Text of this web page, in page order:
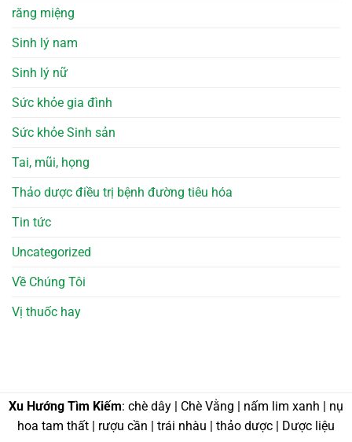
răng miệng
Sinh lý nam
Sinh lý nữ
Sức khỏe gia đình
Sức khỏe Sinh sản
Tai, mũi, họng
Thảo dược điều trị bệnh đường tiêu hóa
Tin tức
Uncategorized
Về Chúng Tôi
Vị thuốc hay
Xu Hướng Tìm Kiếm: chè dây | Chè Vằng | nấm lim xanh | nụ
hoa tam thất | rượu cần | trái nhàu | thảo dược | Dược liệu